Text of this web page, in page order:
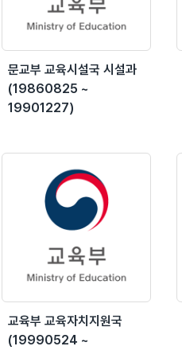
문교부 교육시설국 시설과
(19860825 ~
19901227)
교육부 교육자치지원국
(19990524 ~